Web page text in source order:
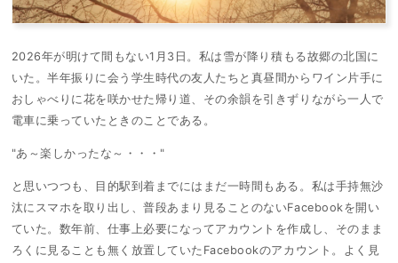
2026年が明けて間もない1月3日。私は雪が降り積もる故郷の北国に
いた。半年振りに会う学生時代の友人たちと真昼間からワイン片手に
おしゃべりに花を咲かせた帰り道、その余韻を引きずりながら一人で
電車に乗っていたときのことである。
"あ～楽しかったな～・・・"
と思いつつも、目的駅到着までにはまだ一時間もある。私は手持無沙
汰にスマホを取り出し、普段あまり見ることのないFacebookを開い
ていた。数年前、仕事上必要になってアカウントを作成し、そのまま
ろくに見ることも無く放置していたFacebookのアカウント。よく見